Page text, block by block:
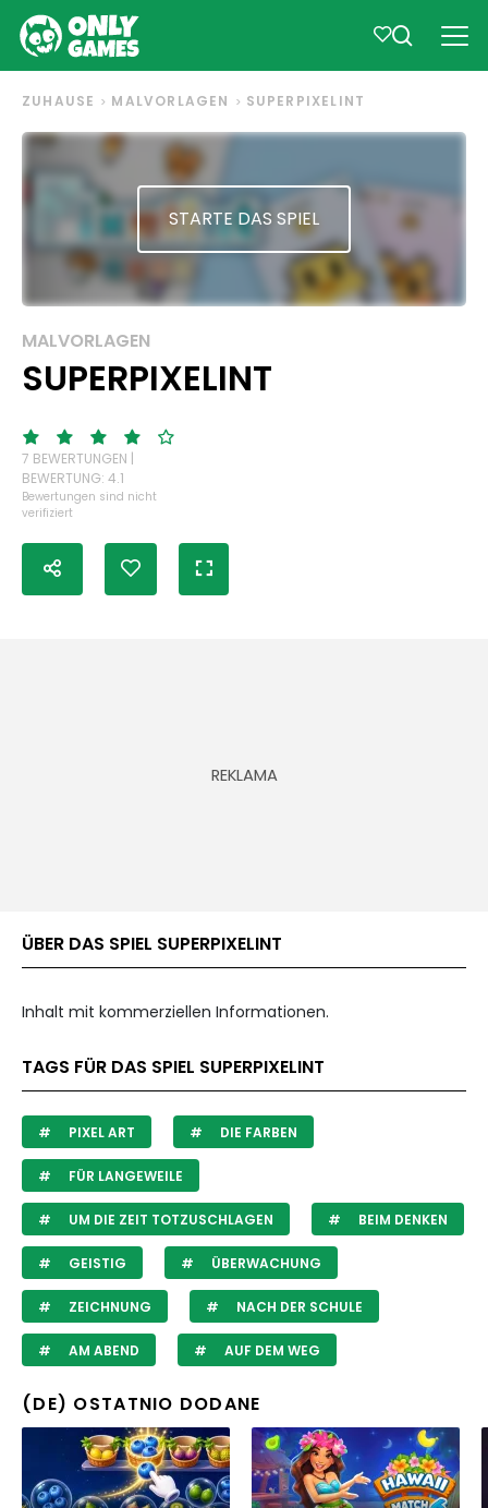
ZUHAUSE MALVORLAGEN SUPERPIXELINT
STARTE DAS SPIEL
MALVORLAGEN
SUPERPIXELINT
7 BEWERTUNGEN |
BEWERTUNG: 4.1
Bewertungen sind nicht
verifiziert
ÜBER DAS SPIEL SUPERPIXELINT
Inhalt mit kommerziellen Informationen.
TAGS FÜR DAS SPIEL SUPERPIXELINT
PIXEL ART DIE FARBEN
FÜR LANGEWEILE
UM DIE ZEIT TOTZUSCHLAGEN BEIM DENKEN
GEISTIG ÜBERWACHUNG
ZEICHNUNG NACH DER SCHULE
AM ABEND AUF DEM WEG
(DE) OSTATNIO DODANE